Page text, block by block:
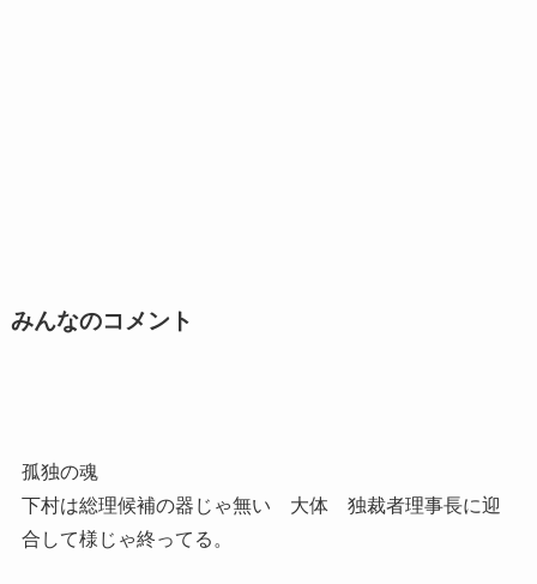
みんなのコメント
孤独の魂
下村は総理候補の器じゃ無い 大体 独裁者理事長に迎
合して様じゃ終ってる。